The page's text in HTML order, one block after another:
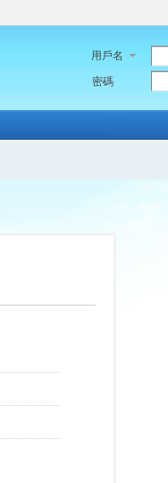
用戶名
密碼